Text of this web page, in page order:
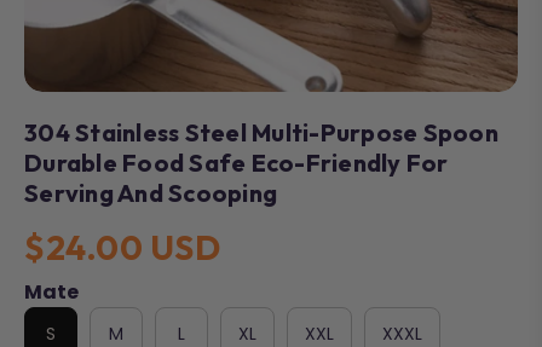
304 Stainless Steel Multi-Purpose Spoon
Durable Food Safe Eco-Friendly For
Serving And Scooping
$24.00 USD
Mate
S M L XL XXL XXXL